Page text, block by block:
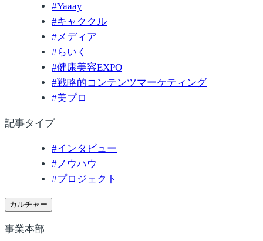
#Yaaay
#キャククル
#メディア
#らいく
#健康美容EXPO
#戦略的コンテンツマーケティング
#美プロ
記事タイプ
#インタビュー
# ノウハウ
#プロジェクト
カルチャー
事業本部